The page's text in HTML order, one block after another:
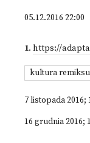
05.12.2016 22:00
1. https://
kultura remiksu
7 listopada 2016;
16 grudnia 2016;